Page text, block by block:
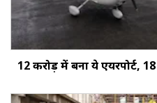
12 करोड़ में बना ये एयरपोर्ट,